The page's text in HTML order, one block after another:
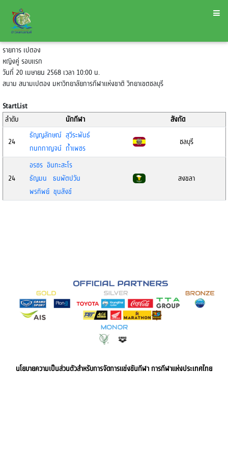
รายการ เปตอง
หญิงคู่ รอบแรก
วันที่ 20 เมษายน 2568 เวลา 10:00 น.
สนาม สนามเปตอง มหาวิทยาลัยการกีฬาแห่งขาติ วิทยาเขตชลบุรี
StartList
ลำดับ
นักกีฬา สังกัด
24
ธัญญลักษณ์ สุวีระพันธ์
กนกกาญจน์ ถ้ำเพชร
ชลบุรี
24
อรชร อินทะสะโร
ธัญมน ธนพัตปวัน
พรทิพย์ ขุนสังข์
สงขลา
นโยบายความเป็นส่วนตัวสำหรับการจัดการแข่งขันกีฬา การกีฬาแห่งประเทศไทย